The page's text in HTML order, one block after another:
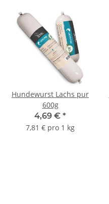
Hundewurst Lachs pur
600g
4,69 € *
7,81 € pro 1 kg